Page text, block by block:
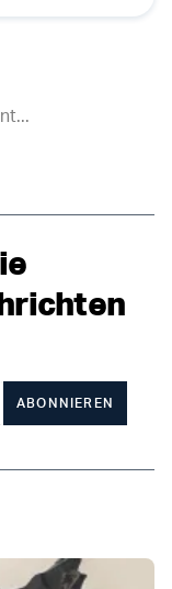
ABONNIEREN